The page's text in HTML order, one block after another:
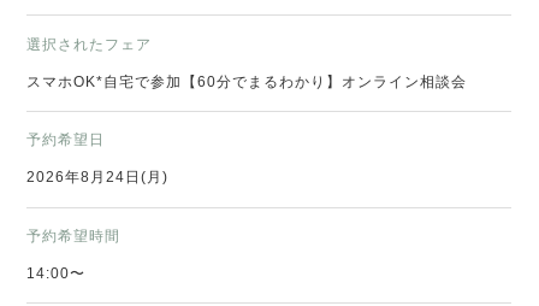
選択されたフェア
スマホOK*自宅で参加【60分でまるわかり】オンライン相談会
予約希望日
2026年8月24日(月)
予約希望時間
14:00〜